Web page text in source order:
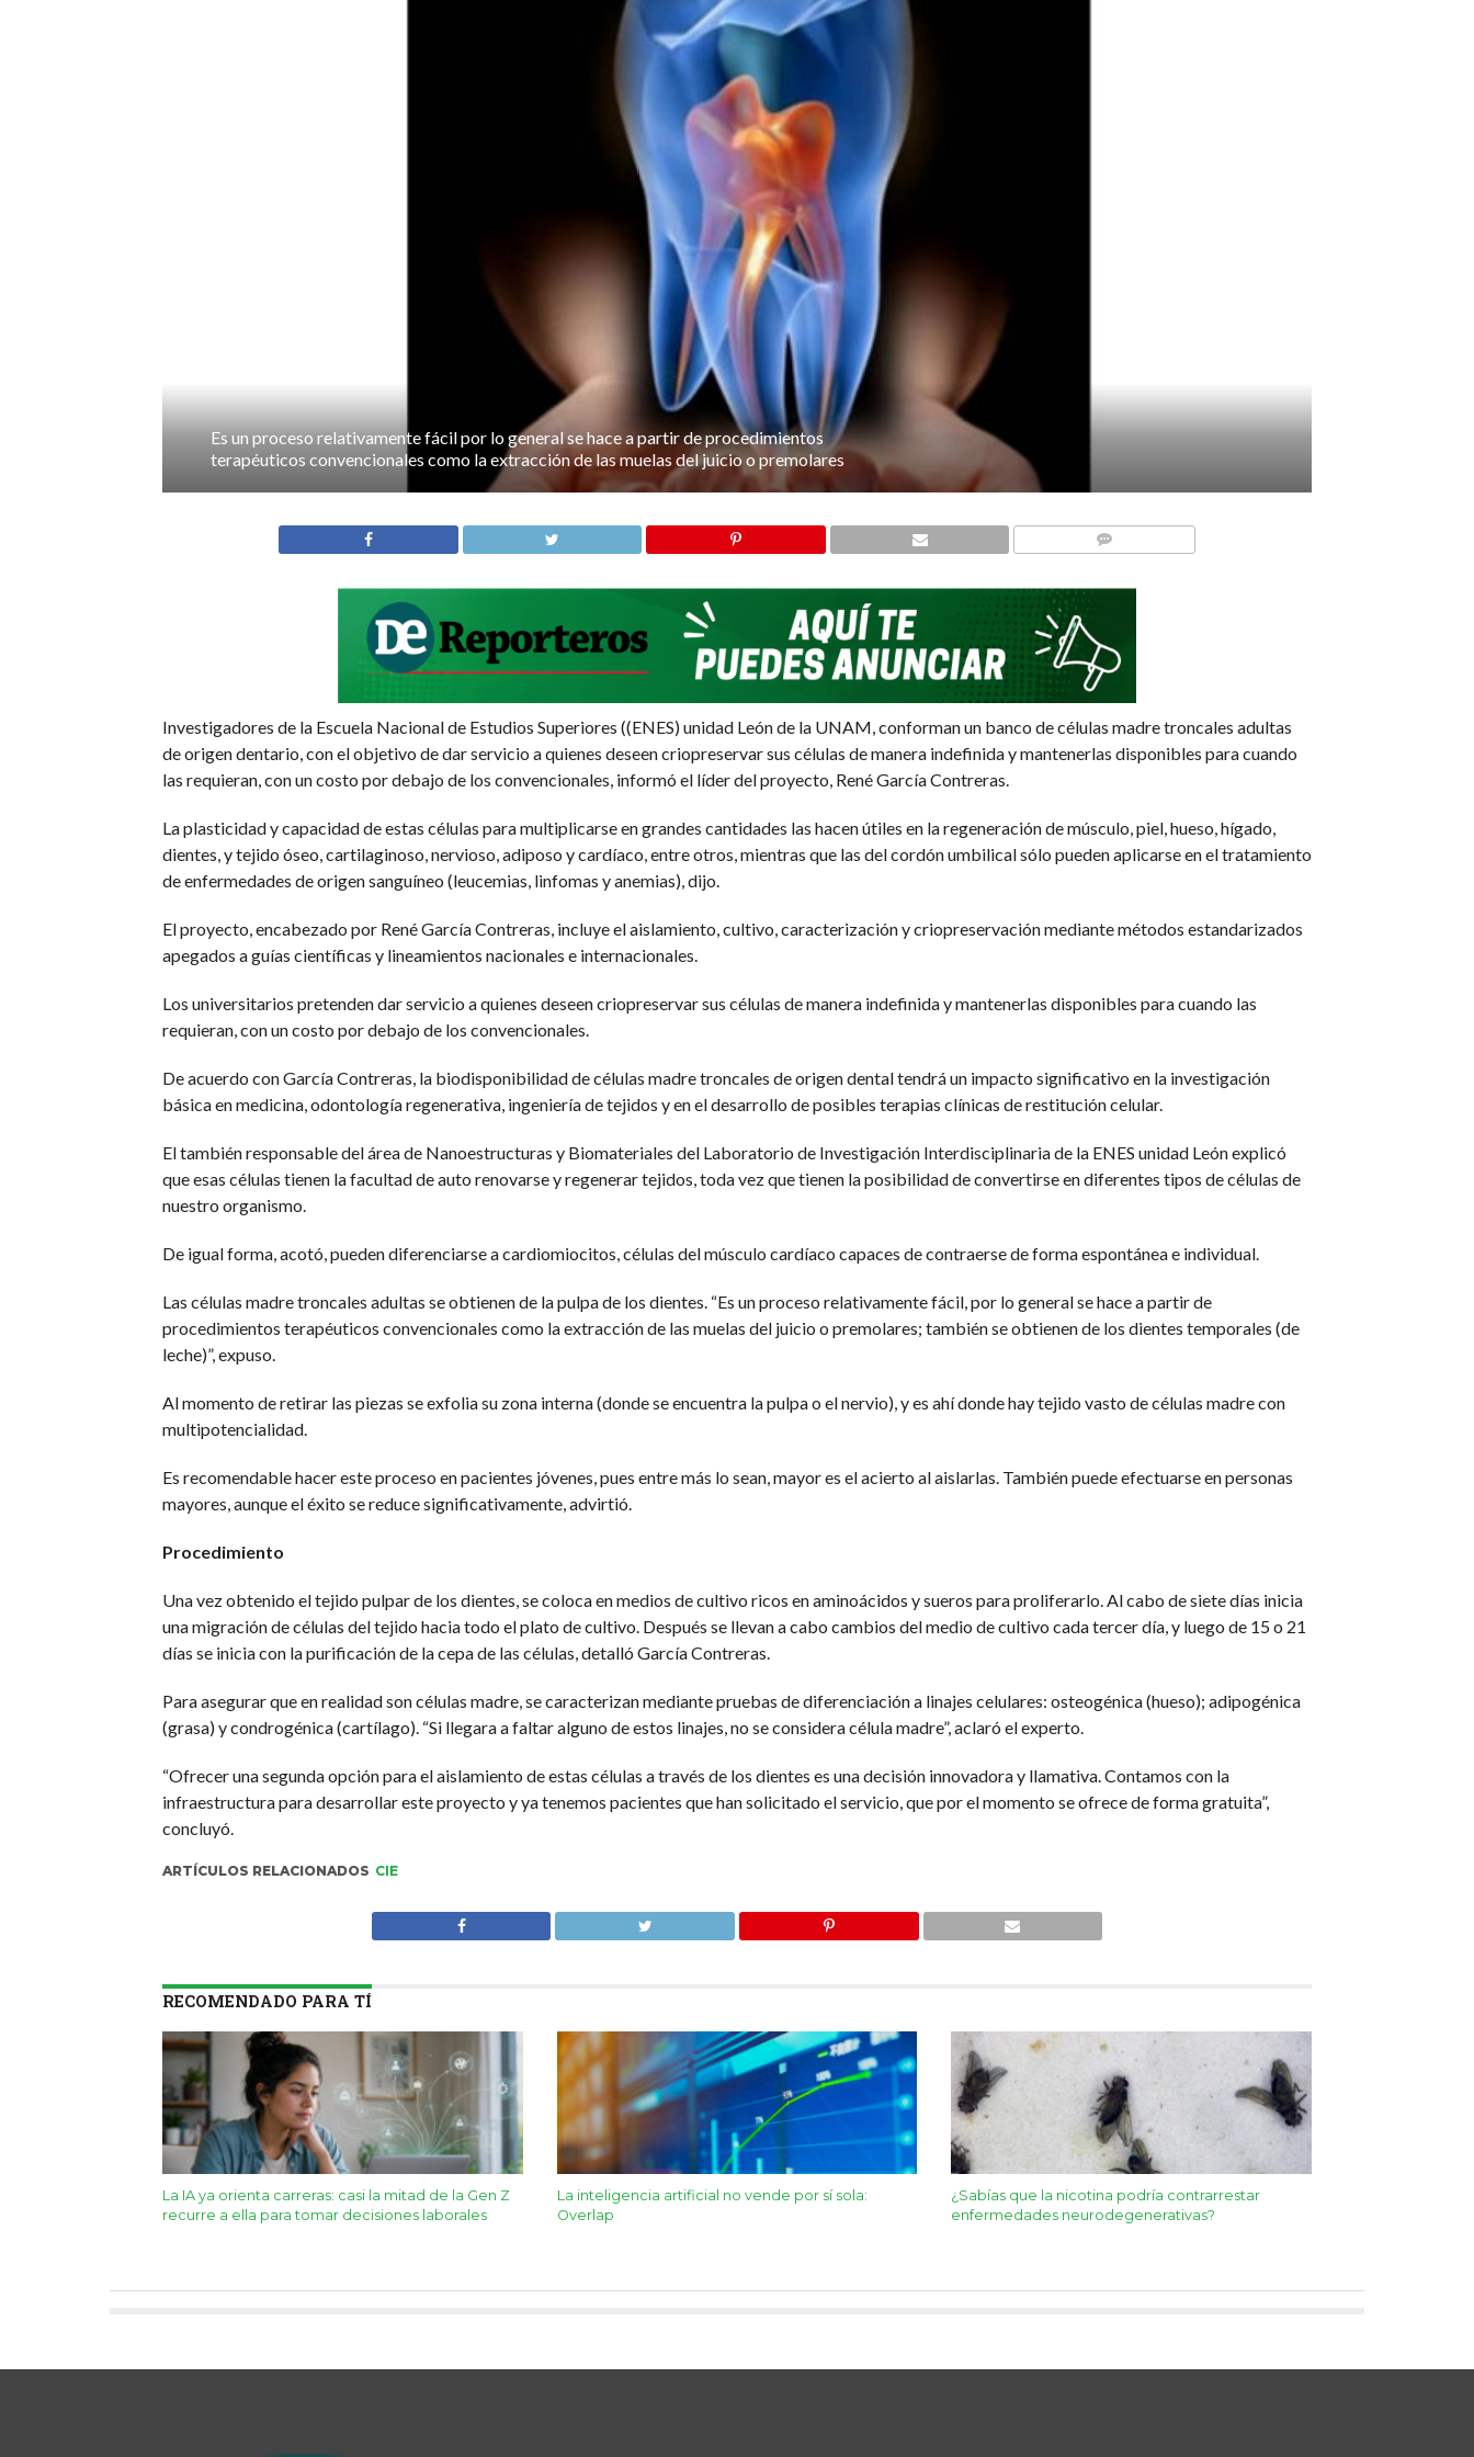
Es un proceso relativamente fácil por lo general se hace a partir de procedimientos
terapéuticos convencionales como la extracción de las muelas del juicio o premolares
Investigadores de la Escuela Nacional de Estudios Superiores ((ENES) unidad León de la UNAM, conforman un banco de células madre troncales adultas
de origen dentario, con el objetivo de dar servicio a quienes deseen criopreservar sus células de manera indefinida y mantenerlas disponibles para cuando
las requieran, con un costo por debajo de los convencionales, informó el líder del proyecto, René García Contreras.
La plasticidad y capacidad de estas células para multiplicarse en grandes cantidades las hacen útiles en la regeneración de músculo, piel, hueso, hígado,
dientes, y tejido óseo, cartilaginoso, nervioso, adiposo y cardíaco, entre otros, mientras que las del cordón umbilical sólo pueden aplicarse en el tratamiento
de enfermedades de origen sanguíneo (leucemias, linfomas y anemias), dijo.
El proyecto, encabezado por René García Contreras, incluye el aislamiento, cultivo, caracterización y criopreservación mediante métodos estandarizados
apegados a guías científicas y lineamientos nacionales e internacionales.
Los universitarios pretenden dar servicio a quienes deseen criopreservar sus células de manera indefinida y mantenerlas disponibles para cuando las
requieran, con un costo por debajo de los convencionales.
De acuerdo con García Contreras, la biodisponibilidad de células madre troncales de origen dental tendrá un impacto significativo en la investigación
básica en medicina, odontología regenerativa, ingeniería de tejidos y en el desarrollo de posibles terapias clínicas de restitución celular.
El también responsable del área de Nanoestructuras y Biomateriales del Laboratorio de Investigación Interdisciplinaria de la ENES unidad León explicó
que esas células tienen la facultad de auto renovarse y regenerar tejidos, toda vez que tienen la posibilidad de convertirse en diferentes tipos de células de
nuestro organismo.
De igual forma, acotó, pueden diferenciarse a cardiomiocitos, células del músculo cardíaco capaces de contraerse de forma espontánea e individual.
Las células madre troncales adultas se obtienen de la pulpa de los dientes. “Es un proceso relativamente fácil, por lo general se hace a partir de
procedimientos terapéuticos convencionales como la extracción de las muelas del juicio o premolares; también se obtienen de los dientes temporales (de
leche)”, expuso.
Al momento de retirar las piezas se exfolia su zona interna (donde se encuentra la pulpa o el nervio), y es ahí donde hay tejido vasto de células madre con
multipotencialidad.
Es recomendable hacer este proceso en pacientes jóvenes, pues entre más lo sean, mayor es el acierto al aislarlas. También puede efectuarse en personas
mayores, aunque el éxito se reduce significativamente, advirtió.
Procedimiento
Una vez obtenido el tejido pulpar de los dientes, se coloca en medios de cultivo ricos en aminoácidos y sueros para proliferarlo. Al cabo de siete días inicia
una migración de células del tejido hacia todo el plato de cultivo. Después se llevan a cabo cambios del medio de cultivo cada tercer día, y luego de 15 o 21
días se inicia con la purificación de la cepa de las células, detalló García Contreras.
Para asegurar que en realidad son células madre, se caracterizan mediante pruebas de diferenciación a linajes celulares: osteogénica (hueso); adipogénica
(grasa) y condrogénica (cartílago). “Si llegara a faltar alguno de estos linajes, no se considera célula madre”, aclaró el experto.
“Ofrecer una segunda opción para el aislamiento de estas células a través de los dientes es una decisión innovadora y llamativa. Contamos con la
infraestructura para desarrollar este proyecto y ya tenemos pacientes que han solicitado el servicio, que por el momento se ofrece de forma gratuita”,
concluyó.
ARTÍCULOS RELACIONADOS CIE
RECOMENDADO PARA TÍ
La IA ya orienta carreras: casi la mitad de la Gen Z
recurre a ella para tomar decisiones laborales
La inteligencia artificial no vende por sí sola:
Overlap
¿Sabías que la nicotina podría contrarrestar
enfermedades neurodegenerativas?